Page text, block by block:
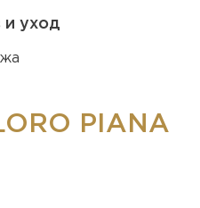
и уход
PIANA